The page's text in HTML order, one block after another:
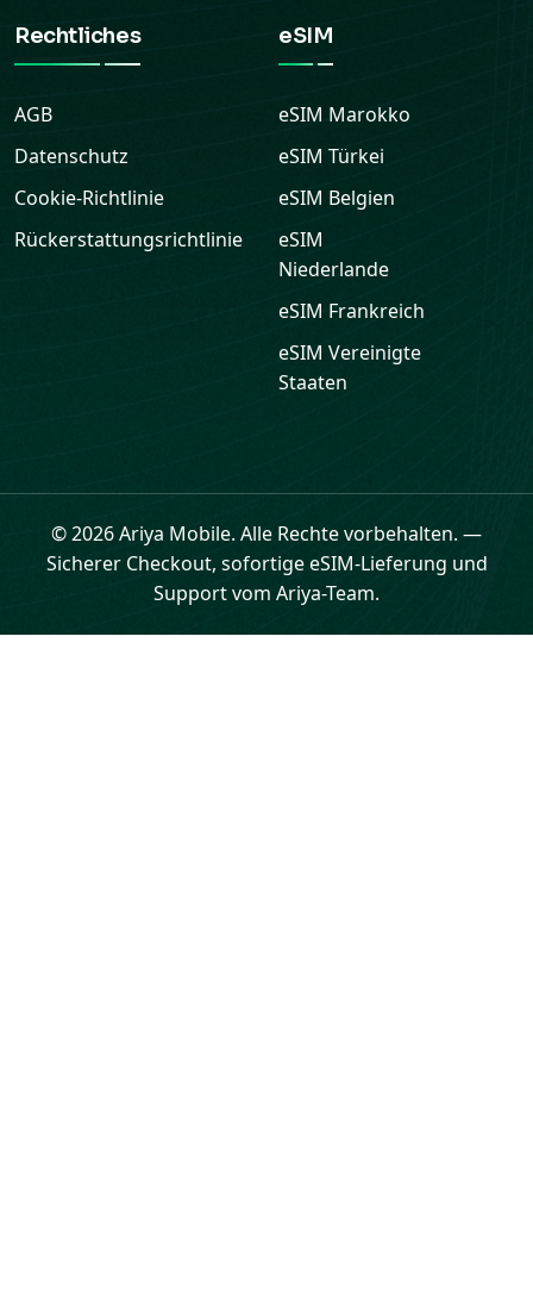
Rechtliches
AGB
Datenschutz
Cookie-Richtlinie
Rückerstattungsrichtlinie
eSIM
eSIM Marokko
eSIM Türkei
eSIM Belgien
eSIM
Niederlande
eSIM Frankreich
eSIM Vereinigte
Staaten
© 2026 Ariya Mobile. Alle Rechte vorbehalten. —
Sicherer Checkout, sofortige eSIM-Lieferung und
Support vom Ariya-Team.